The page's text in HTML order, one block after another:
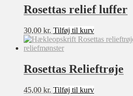
9-12mdr
2-3 år
3-4 år
4-5 år
7-8 år
10-12 år
varesiden
Rosettas relief luffer
30,00 kr. Tilføj til kurv
Rosettas Relieftrøje
45,00 kr. Tilføj til kurv